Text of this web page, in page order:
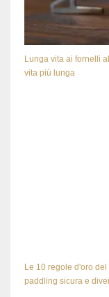
Lunga vita ai fornelli
vita più lunga
Le 10 regole d'oro
paddling sicura e